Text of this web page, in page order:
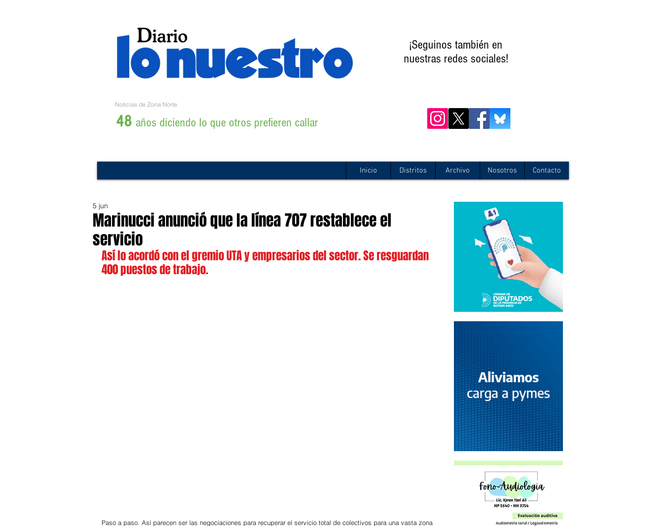
¡Seguinos también en
nuestras redes sociales!
Noticias de Zona Norte
48 años diciendo lo que otros prefieren callar
Inicio Distritos Archivo Nosotros Contacto
Marinucci anunció que la línea 707 restablece el
servicio
5 jun
Así lo acordó con el gremio UTA y empresarios del sector. Se resguardan
400 puestos de trabajo.
Paso a paso. Así parecen ser las negociaciones para recuperar el servicio total de colectivos para una vasta zona